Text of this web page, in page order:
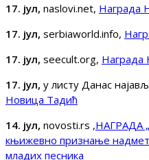
17. јул, naslovi.net, Награда
17. јул, serbiaworld.info,
17. јул, seecult.org, Награда
17. јул, у листу Данас
Новица Тадић
14. јул, novosti.rs ,НАГРАДА
књижевно признање
младих песника